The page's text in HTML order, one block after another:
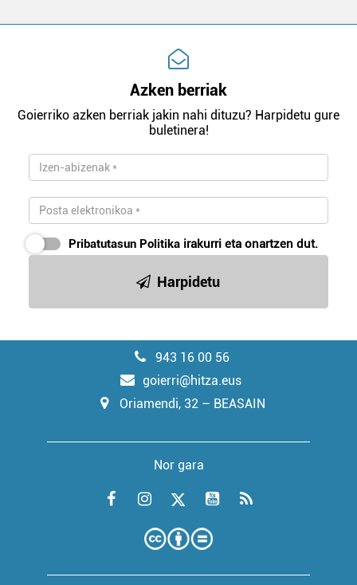
Azken berriak
Goierriko azken berriak jakin nahi dituzu? Harpidetu gure
buletinera!
Pribatutasun Politika irakurri eta onartzen dut.
Harpidetu
943 16 00 56
goierri@hitza.eus
Oriamendi, 32 – BEASAIN
Nor gara